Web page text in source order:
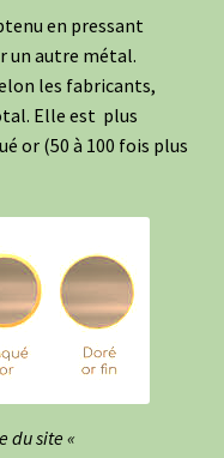
en pressant
un autre métal.
les fabricants,
Elle est plus
or (50 à 100 fois plus
du site «